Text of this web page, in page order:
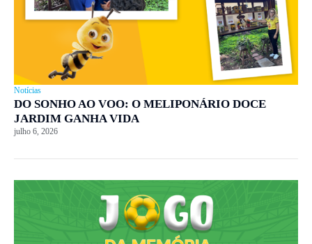
Notícias
DO SONHO AO VOO: O MELIPONÁRIO DOCE
JARDIM GANHA VIDA
julho 6, 2026